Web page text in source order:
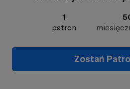
1
patron
Zostań